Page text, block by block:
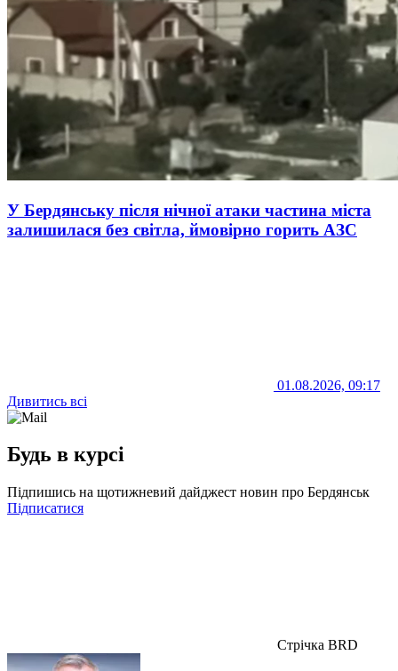
У Бердянську після нічної атаки частина міста
залишилася без світла, ймовірно горить АЗС
01.08.2026, 09:17
Дивитись всі
Будь в курсі
Підпишись на щотижневий дайджест новин про Бердянськ
Підписатися
Стрічка BRD